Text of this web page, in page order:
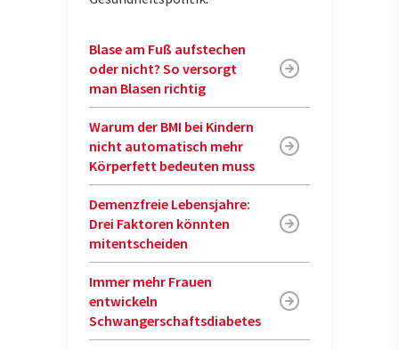
Blase am Fuß aufstechen
oder nicht? So versorgt
man Blasen richtig
Warum der BMI bei Kindern
nicht automatisch mehr
Körperfett bedeuten muss
Demenzfreie Lebensjahre:
Drei Faktoren könnten
mitentscheiden
Immer mehr Frauen
entwickeln
Schwangerschaftsdiabetes